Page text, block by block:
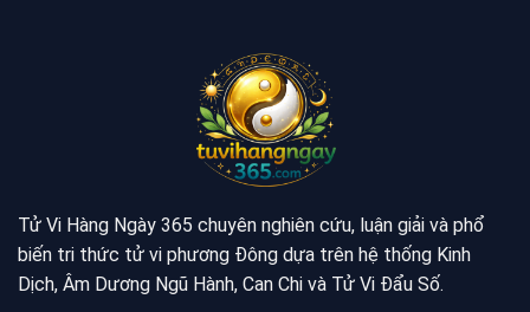
Tử Vi Hàng Ngày 365 chuyên nghiên cứu, luận giải và phổ
biến tri thức tử vi phương Đông dựa trên hệ thống Kinh
Dịch, Âm Dương Ngũ Hành, Can Chi và Tử Vi Đẩu Số.